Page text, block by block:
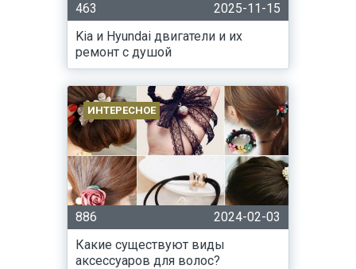
463
2025-11-15
Kia и Hyundai двигатели и их
ремонт с душой
ИНТЕРЕСНОЕ
886
2024-02-03
Какие существуют виды
аксессуаров для волос?